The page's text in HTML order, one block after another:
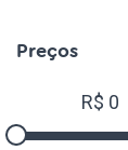
Preços
R$ 0